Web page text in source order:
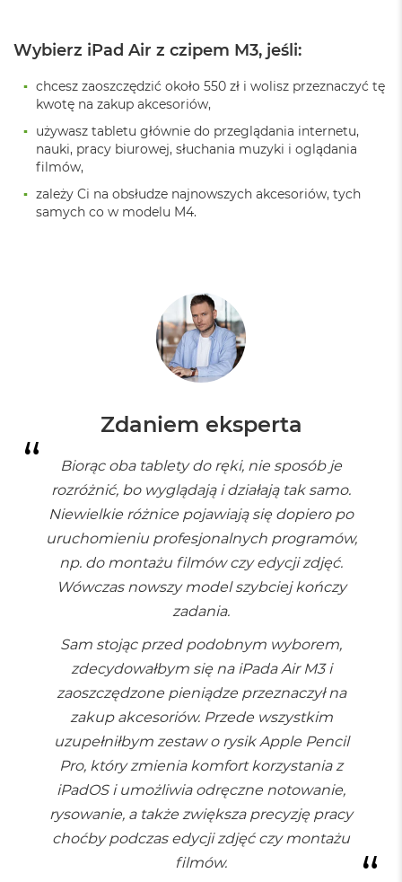
P
r
1
4
M
a
c
B
o
o
o
l
o
r
u
M
a
o
k
P
r
o
G
w
i
e
z
d
n
a
Wybierz iPad Air z czipem M3, jeśli:
chcesz zaoszczędzić około 550 zł i wolisz przeznaczyć tę
kwotę na zakup akcesoriów,
używasz tabletu głównie do przeglądania internetu,
nauki, pracy biurowej, słuchania muzyki i oglądania
filmów,
zależy Ci na obsłudze najnowszych akcesoriów, tych
samych co w modelu M4.
Zdaniem eksperta
Biorąc oba tablety do ręki, nie sposób je
rozróżnić, bo wyglądają i działają tak samo.
Niewielkie różnice pojawiają się dopiero po
uruchomieniu profesjonalnych programów,
np. do montażu filmów czy edycji zdjęć.
Wówczas nowszy model szybciej kończy
zadania.
Sam stojąc przed podobnym wyborem,
zdecydowałbym się na iPada Air M3 i
zaoszczędzone pieniądze przeznaczył na
zakup akcesoriów. Przede wszystkim
uzupełniłbym zestaw o rysik Apple Pencil
Pro, który zmienia komfort korzystania z
iPadOS i umożliwia odręczne notowanie,
rysowanie, a także zwiększa precyzję pracy
choćby podczas edycji zdjęć czy montażu
filmów.